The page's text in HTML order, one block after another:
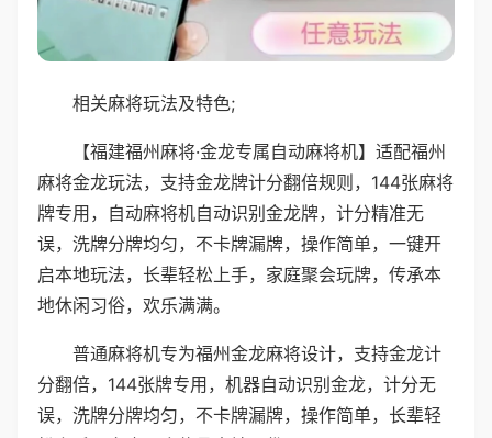
相关麻将玩法及特色;
【福建福州麻将·金龙专属自动麻将机】适配福州
麻将金龙玩法，支持金龙牌计分翻倍规则，144张麻将
牌专用，自动麻将机自动识别金龙牌，计分精准无
误，洗牌分牌均匀，不卡牌漏牌，操作简单，一键开
启本地玩法，长辈轻松上手，家庭聚会玩牌，传承本
地休闲习俗，欢乐满满。
普通麻将机专为福州金龙麻将设计，支持金龙计
分翻倍，144张牌专用，机器自动识别金龙，计分无
误，洗牌分牌均匀，不卡牌漏牌，操作简单，长辈轻